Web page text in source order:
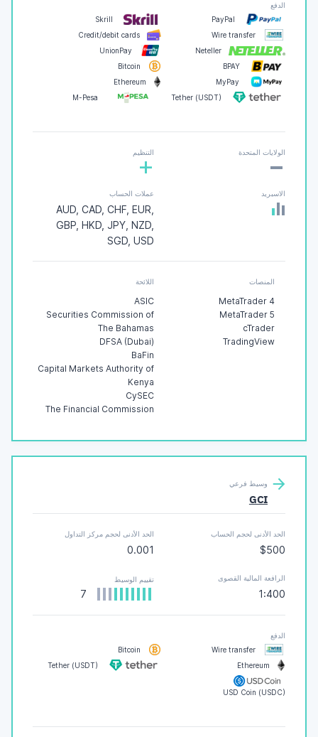
الدفع
PayPal
Skrill
Wire transfer
Credit/debit cards
Neteller
UnionPay
BPAY
Bitcoin
MyPay
Ethereum
Tether (USDT)
M-Pesa
الولايات المتحدة
- التنظيم
+
الاسبريد عملات الحساب
AUD, CAD, CHF, EUR,
GBP, HKD, JPY, NZD,
SGD, USD
المنصات
MetaTrader 4
MetaTrader 5
cTrader
TradingView
اللائحة
ASIC
Securities Commission of
The Bahamas
DFSA (Dubai)
BaFin
Capital Markets Authority of
Kenya
CySEC
The Financial Commission
وسيط فرعي
GCI
الحد الأدنى لحجم الحساب
$500
الحد الأدنى لحجم مركز التداول
0.001
الرافعة المالية القصوى
1:400
تقييم الوسيط
7
الدفع
Wire transfer
Bitcoin
Ethereum
Tether (USDT)
USD Coin (USDC)